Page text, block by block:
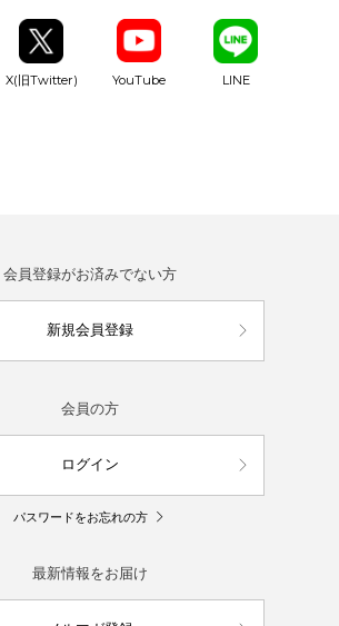
X(旧Twitter) YouTube LINE
会員登録がお済みでない方
新規会員登録
会員の方
ログイン
パスワードをお忘れの方
最新情報をお届け